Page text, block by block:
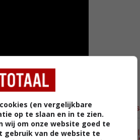
Meer trailers
(en vergelijkbare
op te slaan en in te zien.
wij om onze website goed te
gebruik van de website te